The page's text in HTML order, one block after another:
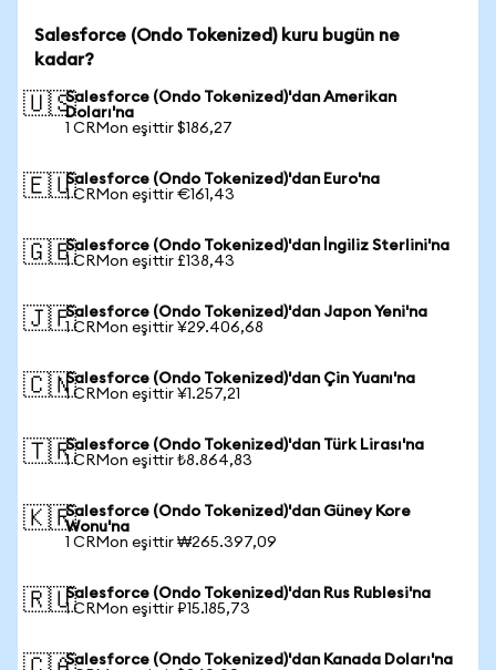
Salesforce (Ondo Tokenized) kuru bugün ne
kadar?
🇺🇸Salesforce (Ondo Tokenized)'dan Amerikan
Doları'na
1 CRMon eşittir $186,27
🇪🇺Salesforce (Ondo Tokenized)'dan Euro'na
1 CRMon eşittir €161,43
🇬🇧Salesforce (Ondo Tokenized)'dan İngiliz Sterlini'na
1 CRMon eşittir £138,43
🇯🇵Salesforce (Ondo Tokenized)'dan Japon Yeni'na
1 CRMon eşittir ¥29.406,68
🇨🇳Salesforce (Ondo Tokenized)'dan Çin Yuanı'na
1 CRMon eşittir ¥1.257,21
🇹🇷Salesforce (Ondo Tokenized)'dan Türk Lirası'na
1 CRMon eşittir ₺8.864,83
🇰🇷Salesforce (Ondo Tokenized)'dan Güney Kore
Wonu'na
1 CRMon eşittir ₩265.397,09
🇷🇺Salesforce (Ondo Tokenized)'dan Rus Rublesi'na
1 CRMon eşittir ₽15.185,73
Salesforce (Ondo Tokenized)'dan Kanada Doları'na